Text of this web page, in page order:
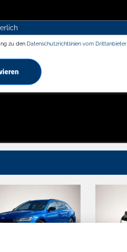
zu den Datenschutzrichtlinien vom Drittanbieter